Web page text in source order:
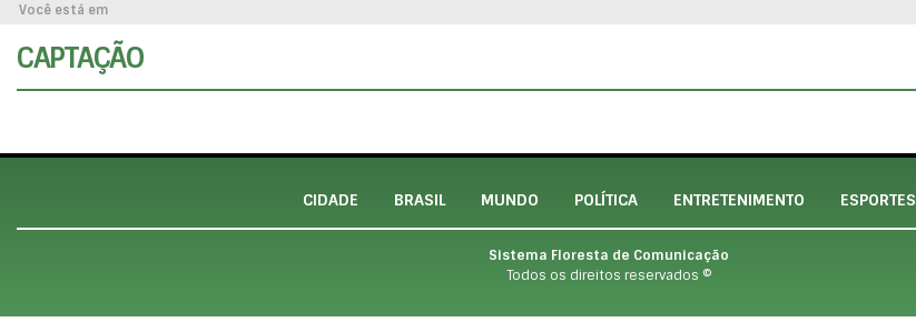
Você está em
CAPTAÇÃO
CIDADE BRASIL MUNDO POLÍTICA ENTRETENIMENTO ESPORTES
Sistema Floresta de Comunicação
Todos os direitos reservados ©